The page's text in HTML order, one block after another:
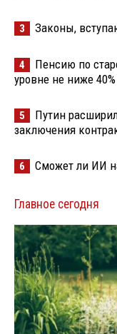
3 Законы,
4
Пенсию по
уровне не ниже
5
Путин
заключения
6 Сможет ли ИИ
Главное сегодня